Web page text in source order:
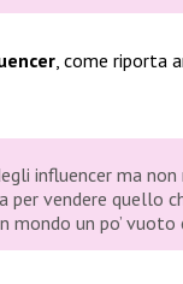
, come riporta
influencer ma non
per vendere quello
mondo un po’ vuoto